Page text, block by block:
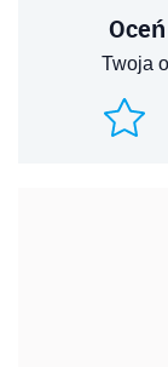
Twoja